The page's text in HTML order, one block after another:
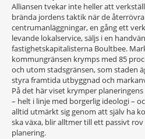
Alliansen tvekar inte heller att
brända jordens taktik när de
centrumanläggningar, en gång ett
levande lokalservice, säljs i en
fastighetskapitalisterna Boultbee.
kommungränsen krymps med 85
och utom stadsgränsen, som staden
styra framtida utbyggnad och
På det här viset krymper
– helt i linje med borgerlig ideologi –
alltid utmärkt sig genom att själv ha
ska växa, blir alltmer till ett passivt
planering.